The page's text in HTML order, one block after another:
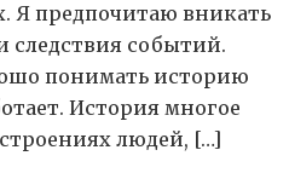
Я предпочитаю вникать
следствия событий.
понимать историю
История многое
людей, […]